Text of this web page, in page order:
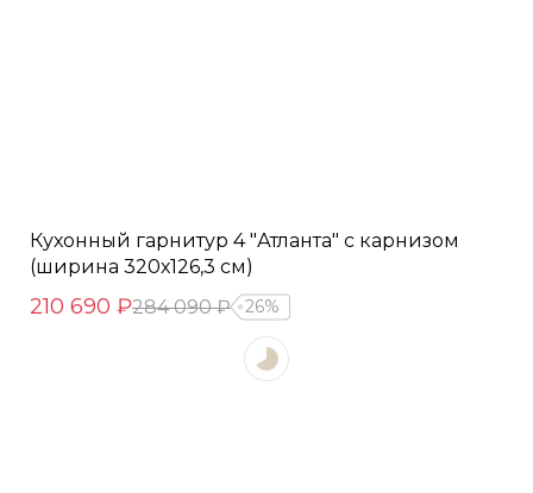
Кухонный гарнитур 4 "Атланта" с карнизом
(ширина 320х126,3 см)
210 690 ₽284 090 ₽ 26%